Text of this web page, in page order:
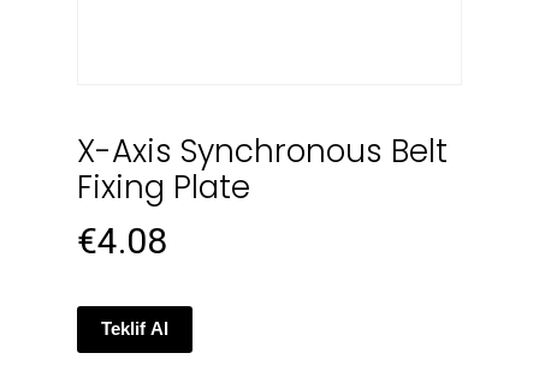
X-Axis Synchronous Belt
Fixing Plate
€4.08
Teklif Al